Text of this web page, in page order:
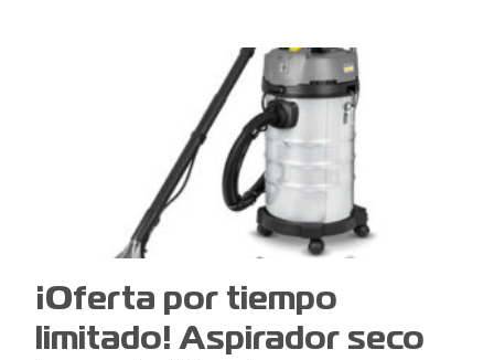
¡Oferta por tiempo
limitado! Aspirador seco